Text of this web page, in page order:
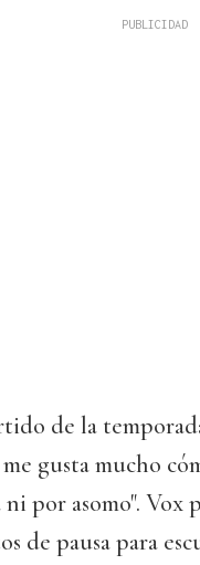
de la
gusta mucho
ni por asomo".
de pausa para